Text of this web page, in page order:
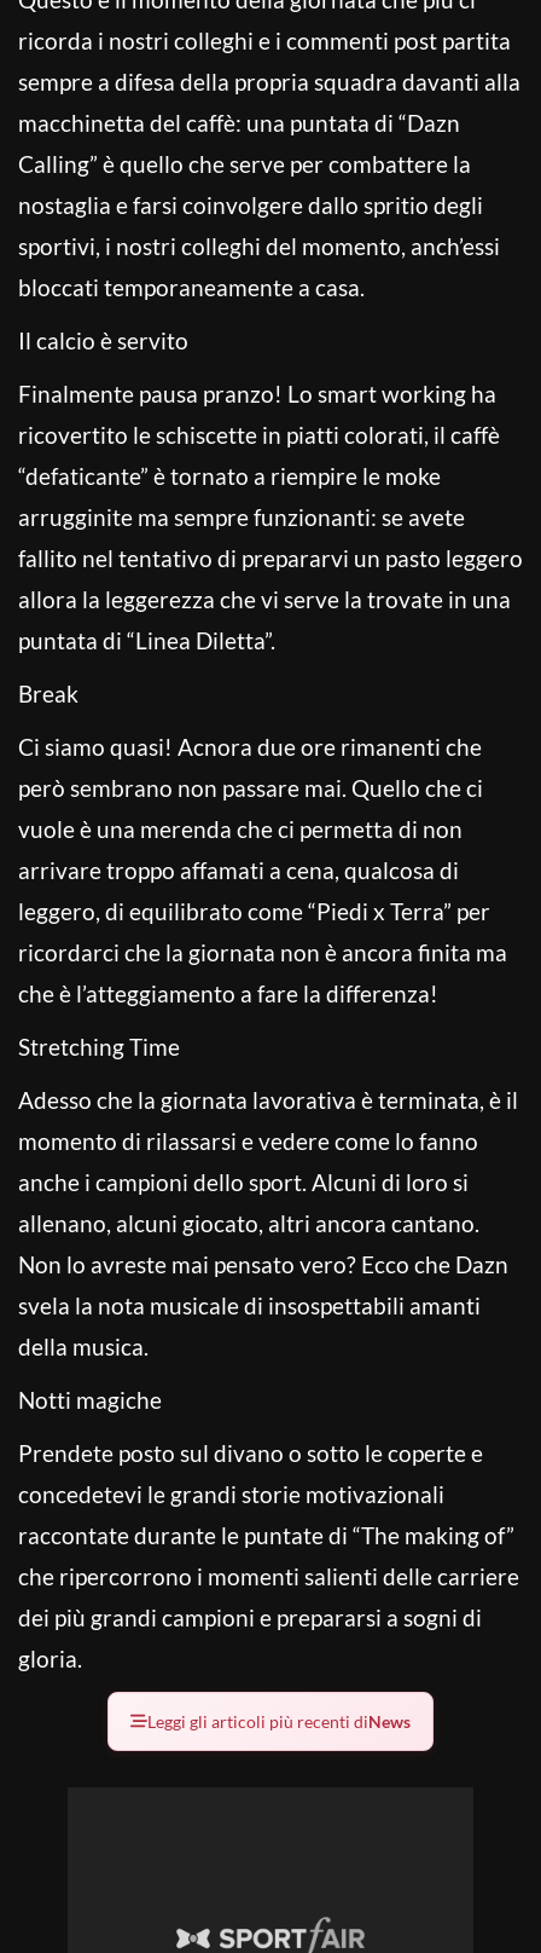
ricorda i nostri colleghi e i commenti post partita
sempre a difesa della propria squadra davanti alla
macchinetta del caffè: una puntata di “Dazn
Calling” è quello che serve per combattere la
nostaglia e farsi coinvolgere dallo spritio degli
sportivi, i nostri colleghi del momento, anch’essi
bloccati temporaneamente a casa.
Il calcio è servito
Finalmente pausa pranzo! Lo smart working ha
ricovertito le schiscette in piatti colorati, il caffè
“defaticante” è tornato a riempire le moke
arrugginite ma sempre funzionanti: se avete
fallito nel tentativo di prepararvi un pasto leggero
allora la leggerezza che vi serve la trovate in una
puntata di “Linea Diletta”.
Break
Ci siamo quasi! Acnora due ore rimanenti che
però sembrano non passare mai. Quello che ci
vuole è una merenda che ci permetta di non
arrivare troppo affamati a cena, qualcosa di
leggero, di equilibrato come “Piedi x Terra” per
ricordarci che la giornata non è ancora finita ma
che è l’atteggiamento a fare la differenza!
Stretching Time
Adesso che la giornata lavorativa è terminata, è il
momento di rilassarsi e vedere come lo fanno
anche i campioni dello sport. Alcuni di loro si
allenano, alcuni giocato, altri ancora cantano.
Non lo avreste mai pensato vero? Ecco che Dazn
svela la nota musicale di insospettabili amanti
della musica.
Notti magiche
Prendete posto sul divano o sotto le coperte e
concedetevi le grandi storie motivazionali
raccontate durante le puntate di “The making of”
che ripercorrono i momenti salienti delle carriere
dei più grandi campioni e prepararsi a sogni di
gloria.
Leggi gli articoli più recenti diNews